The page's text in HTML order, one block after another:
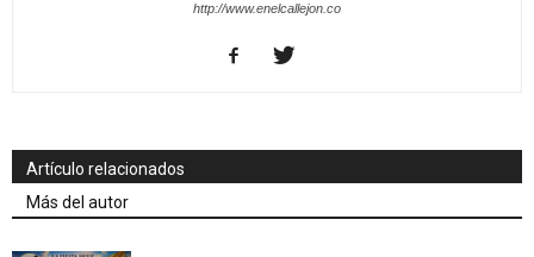
http://www.enelcallejon.co
Artículo relacionados
Más del autor